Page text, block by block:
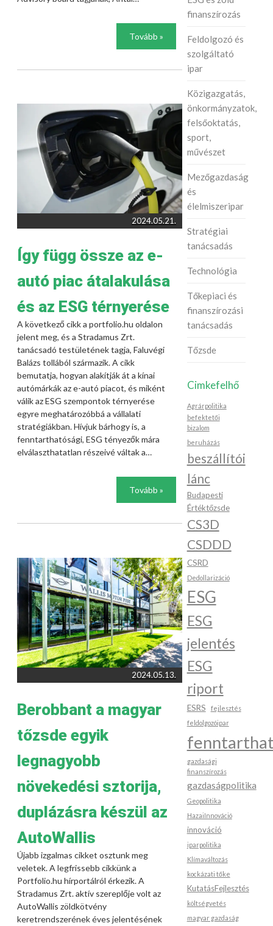
Tovább »
2024.05.21.
Így függ össze az e-
autó piac átalakulása
és az ESG térnyerése
A következő cikk a portfolio.hu oldalon
jelent meg, és a Stradamus Zrt.
tanácsadó testületének tagja, Faluvégi
Balázs tollából származik. A cikk
bemutatja, hogyan alakítják át a kínai
autómárkák az e-autó piacot, és miként
válik az ESG szempontok térnyerése
egyre meghatározóbbá a vállalati
stratégiákban. Hívjuk bárhogy is, a
fenntarthatósági, ESG tényezők mára
elválaszthatatlan részeivé váltak a…
Tovább »
2024.05.13.
Berobbant a magyar
tőzsde egyik
legnagyobb
növekedési sztorija,
duplázásra készül az
AutoWallis
Újabb izgalmas cikket osztunk meg
veletek. A legfrissebb cikkünk a
Portfolio.hu hírportálról érkezik. A
Stradamus Zrt. aktív szereplője volt az
AutoWallis zöldkötvény
keretrendszerének éves jelentésének
finanszírozás
Feldolgozó és
szolgáltató
ipar
Közigazgatás,
önkormányzatok,
felsőoktatás,
sport,
művészet
Mezőgazdaság
és
élelmiszeripar
Stratégiai
tanácsadás
Technológia
Tőkepiaci és
finanszírozási
tanácsadás
Tőzsde
Cimkefelhő
Agrárpolitika
befektetői
bizalom
beruházás
beszállítói
lánc
Budapesti
Értéktőzsde
CS3D
CSDDD
CSRD
Dedollarizáció
ESG
ESG
jelentés
ESG
riport
ESRS
fejlesztés
feldolgozóipar
gazdasági
finanszírozás
gazdaságpolitika
Geopolitika
HazaiInnováció
innováció
iparpolitika
Klímaváltozás
kockázati tőke
KutatásFejlesztés
költségvetés
magyar gazdaság